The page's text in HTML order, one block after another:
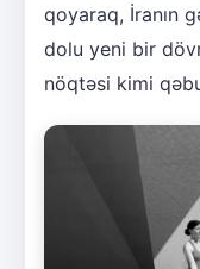
qoyaraq, İranın
dolu yeni bir
nöqtəsi kimi